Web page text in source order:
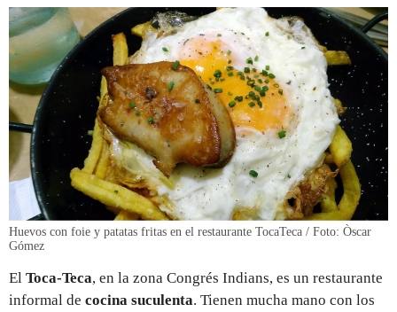
Huevos con foie y patatas fritas en el restaurante TocaTeca / Foto: Òscar
Gómez
El Toca-Teca, en la zona Congrés Indians, es un restaurante
informal de cocina suculenta. Tienen mucha mano con los